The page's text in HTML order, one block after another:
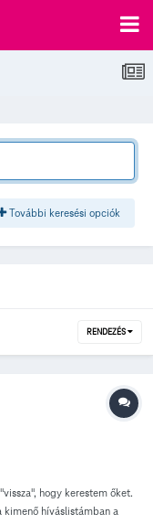
További keresési opciók
RENDEZÉS
hogy kerestem őket.
kimenő híváslistámban a